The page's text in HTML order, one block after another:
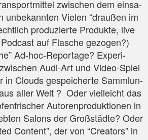
zwi­schen dem ein­sa­
unbe­kann­ten Vie­len “drau­ßen im
pro­du­zier­te Pro­duk­te, live
auf Fla­sche gezo­gen?)
Ad-hoc-Repor­ta­ge? Expe­ri­
Audi-Art und Video-Spiel
in Clouds gespei­cher­te Samm­lun­
aller Welt ? Oder viel­leicht das
Autoren­pro­duk­tio­nen in
Salons der Groß­städ­te? Oder
Con­tent”, der von “Crea­tors” in